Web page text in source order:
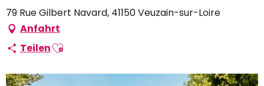
79 Rue Gilbert Navard, 41150 Veuzain-sur-Loire
Anfahrt
TeilenAjouter aux favoris